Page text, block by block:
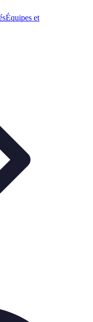
Équipes et